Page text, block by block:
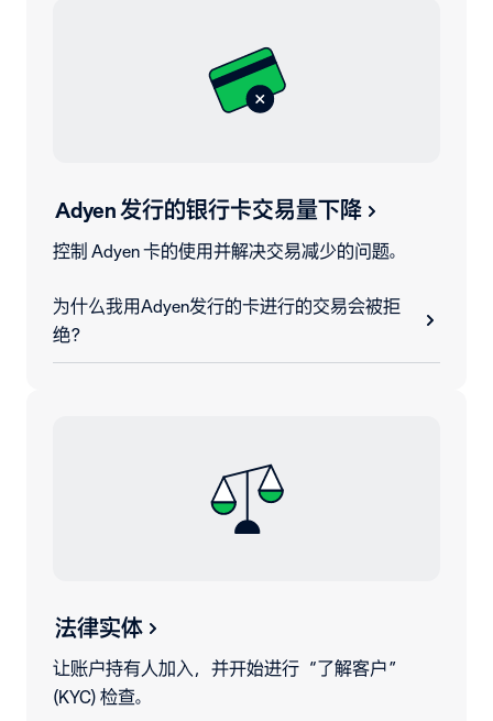
Adyen 发行的银行卡交易量下降
控制 Adyen 卡的使用并解决交易减少的问题。
为什么我用Adyen发行的卡进行的交易会被拒
绝？
法律实体
让账户持有人加入，并开始进行“了解客户”
(KYC) 检查。